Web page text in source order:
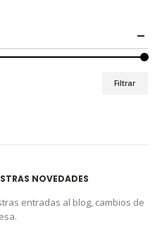
Filtrar
NOVEDADES
entradas al blog, cambios de